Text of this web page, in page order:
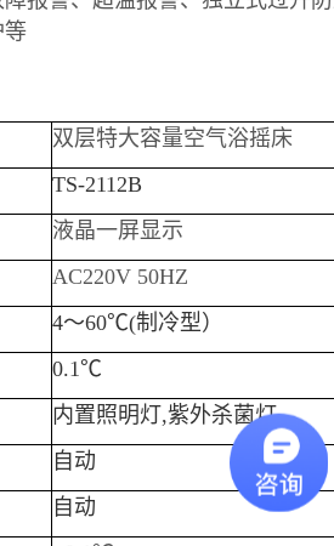
等
双层特大容量空气浴摇床
TS-2112B
液晶一屏显示
AC220V 50HZ
4～60℃(制冷型）
0.1℃
内置照明灯,紫外杀菌灯
自动
自动